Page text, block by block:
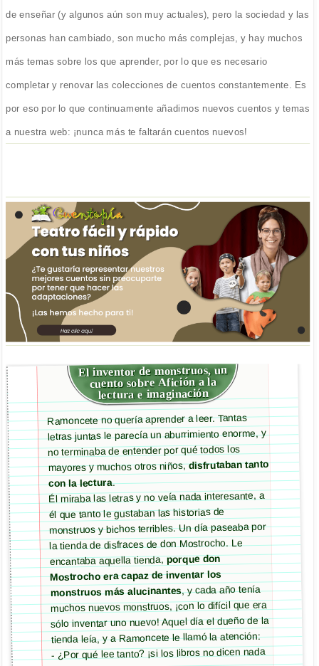
de enseñar (y algunos aún son muy actuales), pero la sociedad y las
personas han cambiado, son mucho más complejas, y hay muchos
más temas sobre los que aprender, por lo que es necesario
completar y renovar las colecciones de cuentos constantemente. Es
por eso por lo que continuamente añadimos nuevos cuentos y temas
a nuestra web: ¡nunca más te faltarán cuentos nuevos!
El inventor de monstruos, un
cuento sobre Afición a la
lectura e imaginación
Ramoncete no quería aprender a leer. Tantas
letras juntas le parecía un aburrimiento enorme, y
no terminaba de entender por qué todos los
mayores y muchos otros niños,disfrutaban tanto
con la lectura.
Él miraba las letras y no veía nada interesante, a
él que tanto le gustaban las historias de
monstruos y bichos terribles. Un día paseaba por
la tienda de disfraces de don Mostrocho. Le
encantaba aquella tienda,porque don
Mostrocho era capaz de inventar los
monstruos más alucinantes, y cada año tenía
muchos nuevos monstruos, ¡con lo difícil que era
sólo inventar uno nuevo! Aquel día el dueño de la
tienda leía, y a Ramoncete le llamó la atención:
- ¿Por qué lee tanto? ¡si los libros no dicen nada